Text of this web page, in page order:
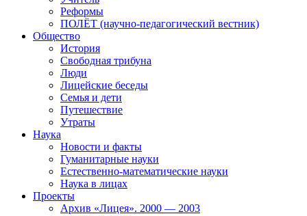
Реформы
ПОЛЁТ (научно-педагогический вестник)
Общество
История
Свободная трибуна
Люди
Лицейские беседы
Семья и дети
Путешествие
Утраты
Наука
Новости и факты
Гуманитарные науки
Естественно-математические науки
Наука в лицах
Проекты
Архив «Лицея». 2000 — 2003